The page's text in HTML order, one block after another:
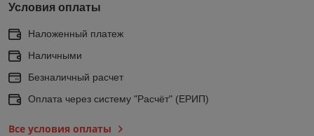
Условия оплаты
Наложенный платеж
Наличными
Безналичный расчет
Оплата через систему "Расчёт" (ЕРИП)
Все условия оплаты